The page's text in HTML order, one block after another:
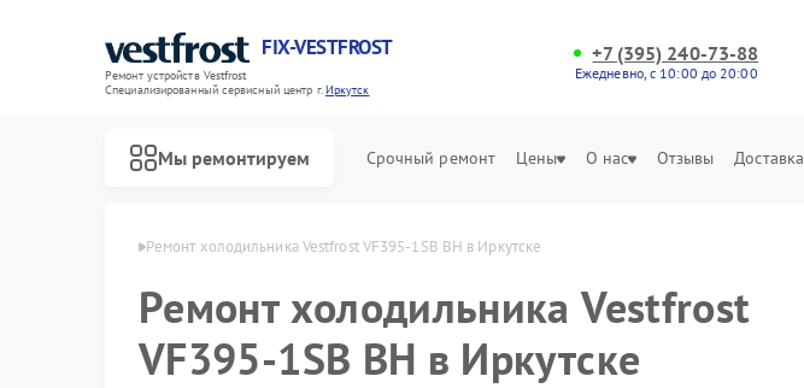
FIX-VESTFROST
Ремонт устройств Vestfrost
Специализированный cервисный центр г.Иркутск
+7 (395) 240-73-88
Ежедневно, с 10:00 до 20:00
Мы ремонтируем Срочный ремонт Цены О нас Отзывы Доставка
Ремонт холодильника Vestfrost VF395-1SB BH в Иркутске
Ремонт холодильника Vestfrost
VF395-1SB BH в Иркутске